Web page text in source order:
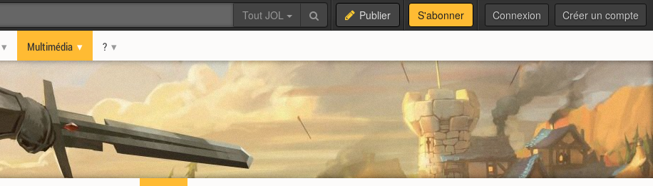
Tout JOL Publier S'abonner Connexion Créer un compte
Multimédia ?